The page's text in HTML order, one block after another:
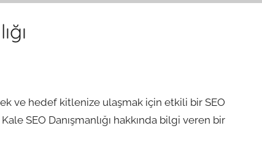
ve hedef kitlenize ulaşmak için etkili bir SEO
SEO Danışmanlığı hakkında bilgi veren bir